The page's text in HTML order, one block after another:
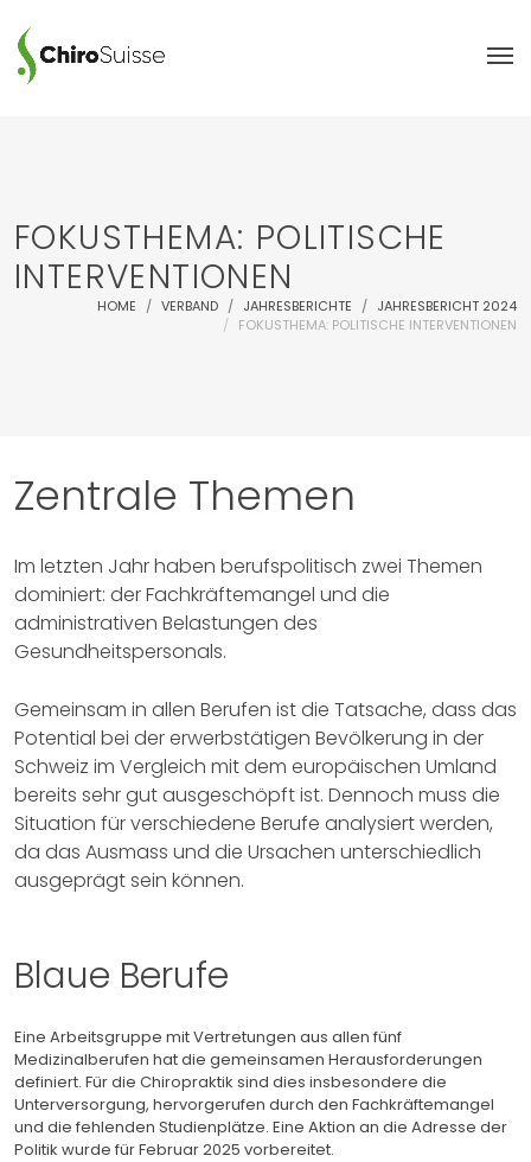
FOKUSTHEMA: POLITISCHE
INTERVENTIONEN
HOME VERBAND JAHRESBERICHTE
JAHRESBERICHT 2024
FOKUSTHEMA: POLITISCHE INTERVENTIONEN
Zentrale Themen
Im letzten Jahr haben berufspolitisch zwei Themen
dominiert: der Fachkräftemangel und die
administrativen Belastungen des
Gesundheitspersonals.
Gemeinsam in allen Berufen ist die Tatsache, dass das
Potential bei der erwerbstätigen Bevölkerung in der
Schweiz im Vergleich mit dem europäischen Umland
bereits sehr gut ausgeschöpft ist. Dennoch muss die
Situation für verschiedene Berufe analysiert werden,
da das Ausmass und die Ursachen unterschiedlich
ausgeprägt sein können.
Blaue Berufe
Eine Arbeitsgruppe mit Vertretungen aus allen fünf
Medizinalberufen hat die gemeinsamen Herausforderungen
definiert. Für die Chiropraktik sind dies insbesondere die
Unterversorgung, hervorgerufen durch den Fachkräftemangel
und die fehlenden Studienplätze. Eine Aktion an die Adresse der
Politik wurde für Februar 2025 vorbereitet.